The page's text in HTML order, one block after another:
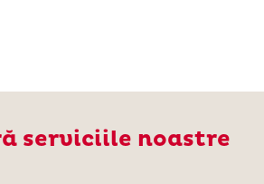
ă serviciile noastre